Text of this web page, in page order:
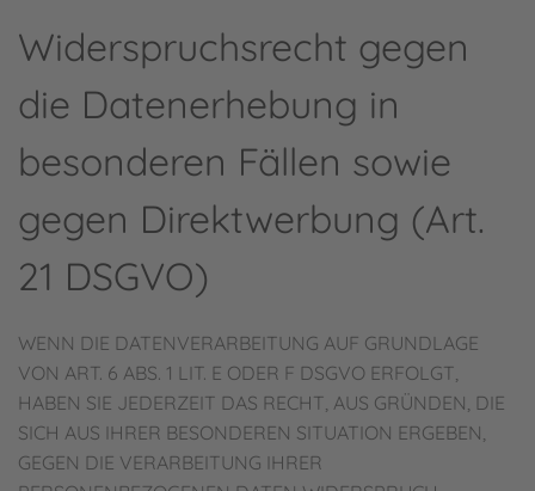
Widerspruchsrecht gegen
die Datenerhebung in
besonderen Fällen sowie
gegen Direktwerbung (Art.
21 DSGVO)
WENN DIE DATENVERARBEITUNG AUF GRUNDLAGE
VON ART. 6 ABS. 1 LIT. E ODER F DSGVO ERFOLGT,
HABEN SIE JEDERZEIT DAS RECHT, AUS GRÜNDEN, DIE
SICH AUS IHRER BESONDEREN SITUATION ERGEBEN,
GEGEN DIE VERARBEITUNG IHRER